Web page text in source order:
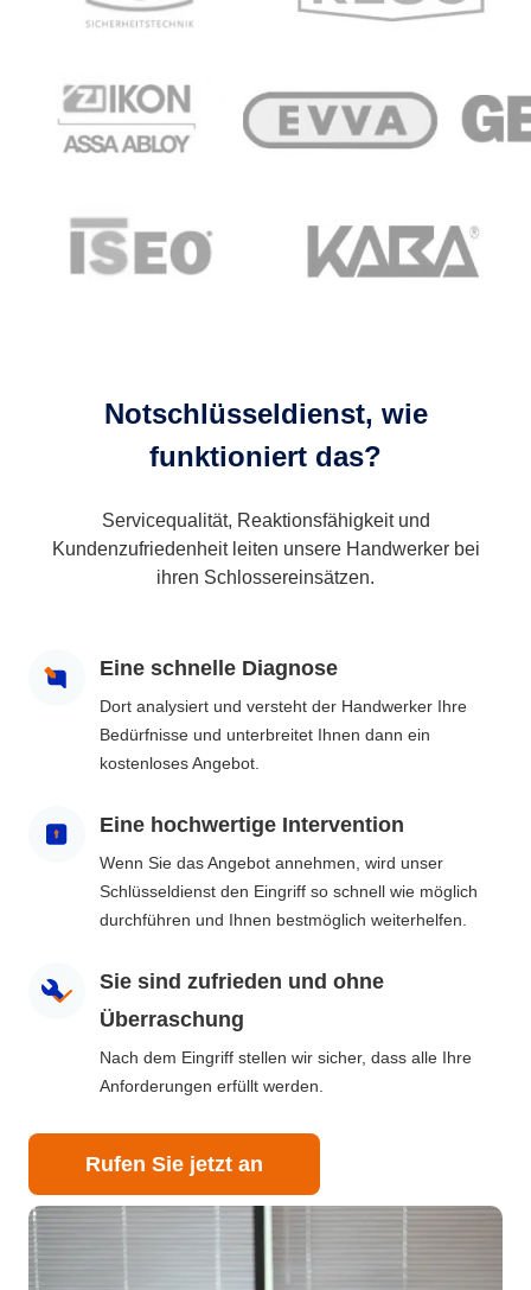
Notschlüsseldienst, wie
funktioniert das?
Servicequalität, Reaktionsfähigkeit und
Kundenzufriedenheit leiten unsere Handwerker bei
ihren Schlossereinsätzen.
Eine schnelle Diagnose
Dort analysiert und versteht der Handwerker Ihre
Bedürfnisse und unterbreitet Ihnen dann ein
kostenloses Angebot.
Eine hochwertige Intervention
Wenn Sie das Angebot annehmen, wird unser
Schlüsseldienst den Eingriff so schnell wie möglich
durchführen und Ihnen bestmöglich weiterhelfen.
Sie sind zufrieden und ohne
Überraschung
Nach dem Eingriff stellen wir sicher, dass alle Ihre
Anforderungen erfüllt werden.
Rufen Sie jetzt an